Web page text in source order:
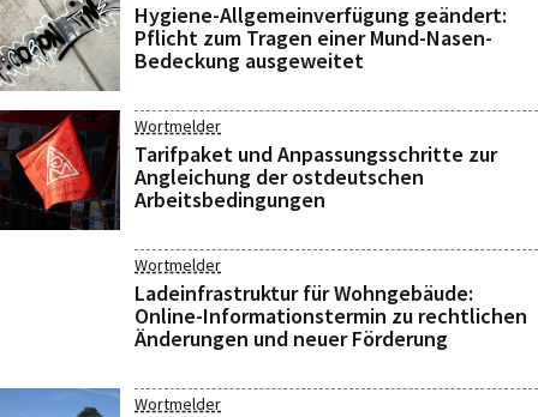
Hygiene-Allgemeinverfügung geändert:
Pflicht zum Tragen einer Mund-Nasen-
Bedeckung ausgeweitet
Wortmelder
Tarifpaket und Anpassungsschritte zur
Angleichung der ostdeutschen
Arbeitsbedingungen
Wortmelder
Ladeinfrastruktur für Wohngebäude:
Online-Informationstermin zu rechtlichen
Änderungen und neuer Förderung
Wortmelder